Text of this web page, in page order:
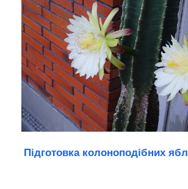
Підготовка колоноподібних